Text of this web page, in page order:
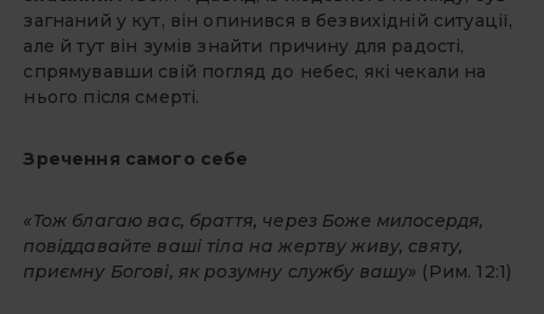
загнаний у кут, він опинився в безвихідній ситуації,
але й тут він зумів знайти причину для радості,
спрямувавши свій погляд до небес, які чекали на
нього після смерті.
Зречення самого себе
«Тож благаю вас, браття, через Боже милосердя,
повіддавайте ваші тіла на жертву живу, святу,
приємну Богові, як розумну службу вашу» (Рим. 12:1)